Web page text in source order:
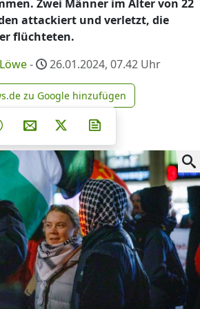
Zwei Männer im Alter von 22
attackiert und verletzt, die
flüchteten.
- 26.01.2024, 07.42 Uhr
news.de zu Google
zu Google hinzufügen
Teilen auf Facebook
Teilen auf Whatsapp
Teilen auf Telegram
Teilen auf Pinterest
Per E-Mail teilen
Post auf X